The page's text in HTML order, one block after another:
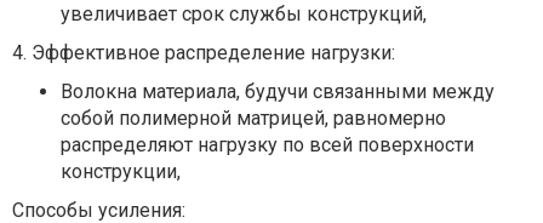
увеличивает срок службы конструкций,
4. Эффективное распределение нагрузки:
Волокна материала, будучи связанными между
собой полимерной матрицей, равномерно
распределяют нагрузку по всей поверхности
конструкции,
Способы усиления: